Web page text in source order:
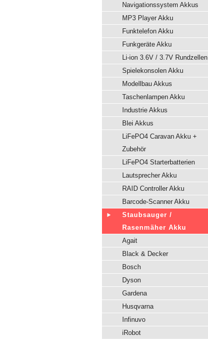
Navigationssystem Akkus
MP3 Player Akku
Funktelefon Akku
Funkgeräte Akku
Li-ion 3.6V / 3.7V Rundzellen
Spielekonsolen Akku
Modellbau Akkus
Taschenlampen Akku
Industrie Akkus
Blei Akkus
LiFePO4 Caravan Akku +
Zubehör
LiFePO4 Starterbatterien
Lautsprecher Akku
RAID Controller Akku
Barcode-Scanner Akku
Staubsauger /
Rasenmäher Akku
Agait
Black & Decker
Bosch
Dyson
Gardena
Husqvarna
Infinuvo
iRobot